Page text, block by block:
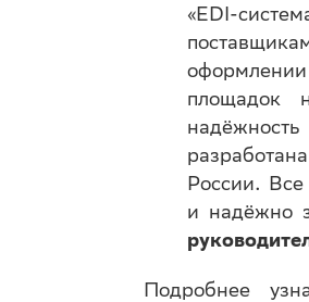
«EDI-
площадок
России.
и надёжно
Подробнее